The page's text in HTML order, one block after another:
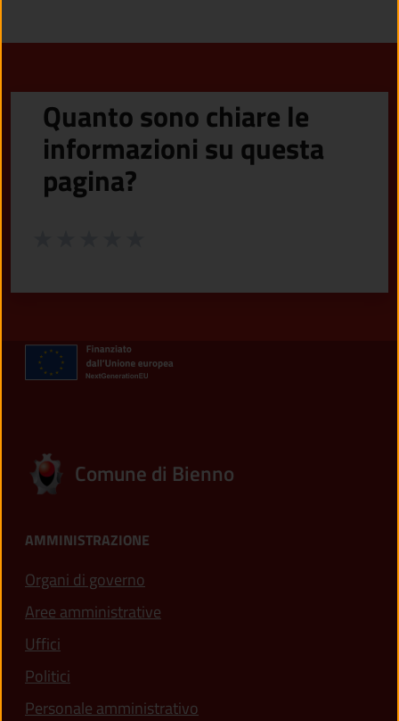
Quanto sono chiare le
informazioni su questa
pagina?
Comune di Bienno
AMMINISTRAZIONE
Organi di governo
Aree amministrative
Uffici
Politici
Personale amministrativo